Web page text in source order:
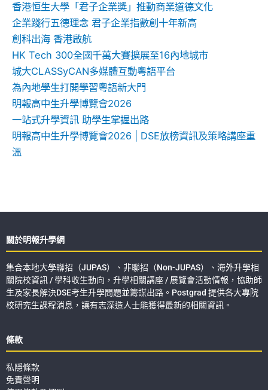
香港恒生大學「君子企業獎」推動商業道德文化
企業踐行五德理念 君子企業指數創十年新高
創科出海 香港啟航
HK Tech 300全國千萬大賽擴展至16內地城市
城大CLASSyCAN多媒體互動粵語平台
為內地學生打開學習粵語新大門
明報高中生升學博覽會2026
一站式升學資訊 助學生掌握出路
明報高中生升學博覽會2026 | DSE放榜資訊及策略講座重
溫
關於明報升學網
集合本地大學聯招（JUPAS）、非聯招（Non-JUPAS）、海外升學相
關院校資訊 / 學科收生動向，升學相關講座 / 展覽會活動情報，協助師
生及家長解決DSE考生升學問題並籌謀出路。Postgrad 提供各大專院
校研究生課程消息，讓有志深造人士能獲得最新的相關資訊。
條款
私隱條款
免責聲明